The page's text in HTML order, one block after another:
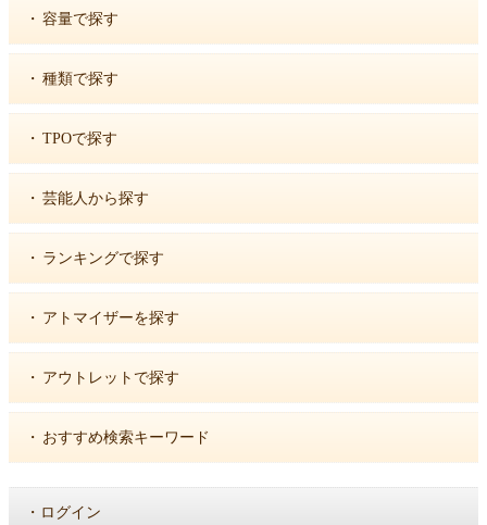
・ 容量で探す
・ 種類で探す
・ TPOで探す
・ 芸能人から探す
・ ランキングで探す
・ アトマイザーを探す
・ アウトレットで探す
・ おすすめ検索キーワード
・ ログイン